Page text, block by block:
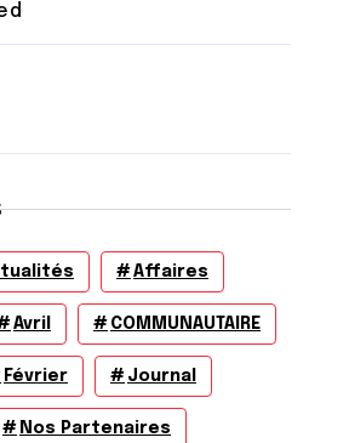
Affaires
Avril COMMUNAUTAIRE
Février Journal
Nos Partenaires